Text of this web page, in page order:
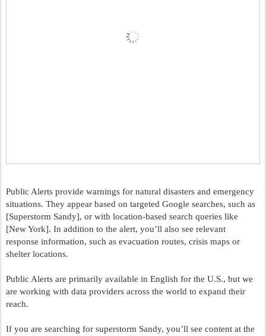
Public Alerts provide warnings for natural disasters and emergency
situations. They appear based on targeted Google searches, such as
[Superstorm Sandy], or with location-based search queries like
[New York]. In addition to the alert, you’ll also see relevant
response information, such as evacuation routes, crisis maps or
shelter locations.
Public Alerts are primarily available in English for the U.S., but we
are working with data providers across the world to expand their
reach.
If you are searching for superstorm Sandy, you’ll see content at the